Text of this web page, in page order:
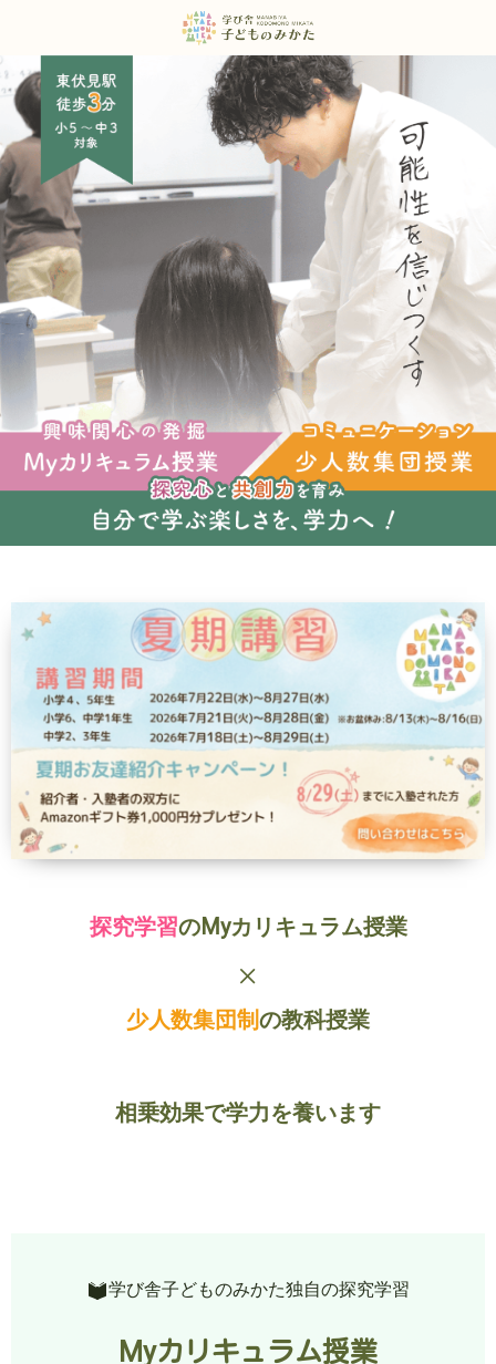
探究学習のMyカリキュラム授業
少人数集団制の教科授業
相乗効果で学力を養います
学び舎子どものみかた独自の探究学習
Myカリキュラム授業
講師紹介
コース紹介
小学５・６年生コース
中学１・２年生コース
中学３年生コース